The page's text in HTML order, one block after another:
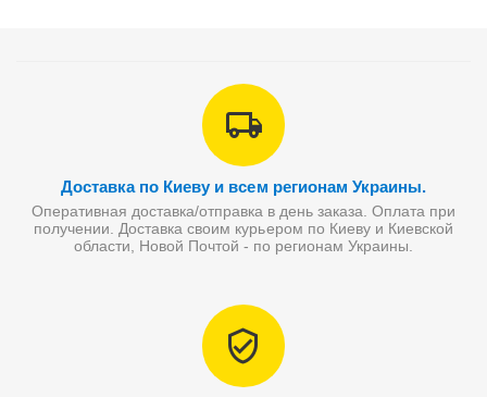
Доставка по Киеву и всем регионам Украины.
Оперативная доставка/отправка в день заказа. Оплата при
получении. Доставка своим курьером по Киеву и Киевской
области, Новой Почтой - по регионам Украины.